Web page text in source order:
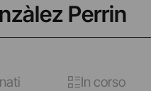
Perrin
In corso